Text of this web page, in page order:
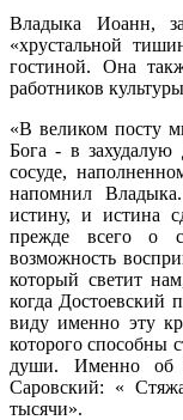
Владыка Иоанн,
«хрустальной
гостиной. Она
работников
«В великом посту
Бога - в захудалую
сосуде,
напомнил
истину, и истина
прежде всего о
возможность
который светит
когда Достоевский
виду именно эту
которого способны
души. Именно об
Саровский: «
тысячи».